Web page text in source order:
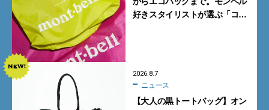
好きスタイリストが選ぶ「コス
2026.8.7
ニュース
【大人の黒トートバッグ】オン